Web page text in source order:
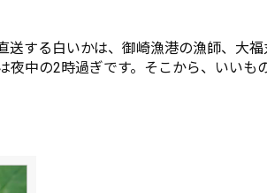
する白いかは、御崎漁港の漁師、大
中の2時過ぎです。そこから、いいも